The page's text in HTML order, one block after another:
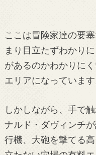
ここは冒険家達の要
まり目立たずわかり
があるのかわかりに
エリアになっています
しかしながら、手で
ナルド・ダヴィンチ
行機、大砲を撃てる